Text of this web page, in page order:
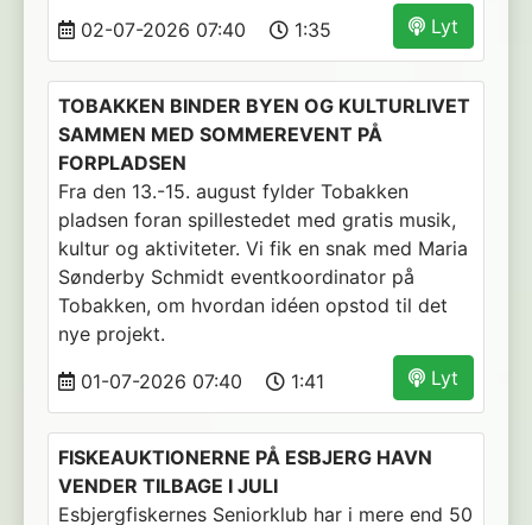
Lyt
02-07-2026 07:40 1:35
TOBAKKEN BINDER BYEN OG KULTURLIVET
SAMMEN MED SOMMEREVENT PÅ
FORPLADSEN
Fra den 13.-15. august fylder Tobakken
pladsen foran spillestedet med gratis musik,
kultur og aktiviteter. Vi fik en snak med Maria
Sønderby Schmidt eventkoordinator på
Tobakken, om hvordan idéen opstod til det
nye projekt.
Lyt
01-07-2026 07:40 1:41
FISKEAUKTIONERNE PÅ ESBJERG HAVN
VENDER TILBAGE I JULI
Esbjergfiskernes Seniorklub har i mere end 50